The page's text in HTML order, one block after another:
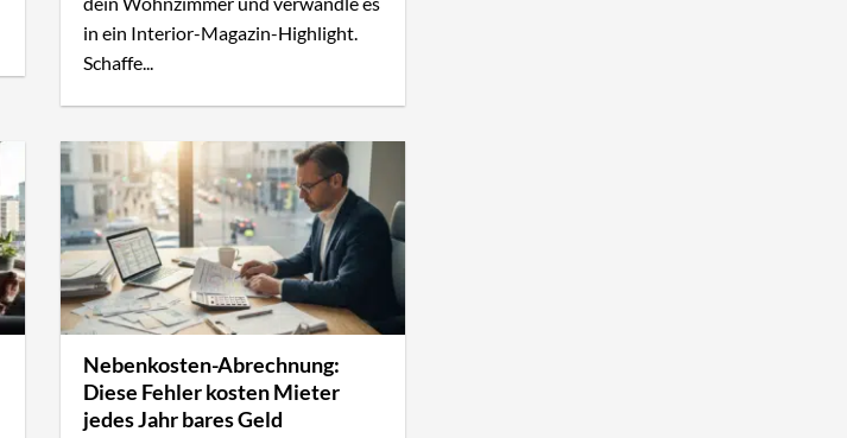
in ein Interior-Magazin-Highlight.
Schaffe...
Nebenkosten-Abrechnung:
Diese Fehler kosten Mieter
jedes Jahr bares Geld